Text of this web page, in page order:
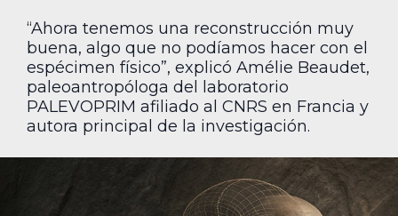
“Ahora tenemos una reconstrucción muy
buena, algo que no podíamos hacer con el
espécimen físico”, explicó Amélie Beaudet,
paleoantropóloga del laboratorio
PALEVOPRIM afiliado al CNRS en Francia y
autora principal de la investigación.